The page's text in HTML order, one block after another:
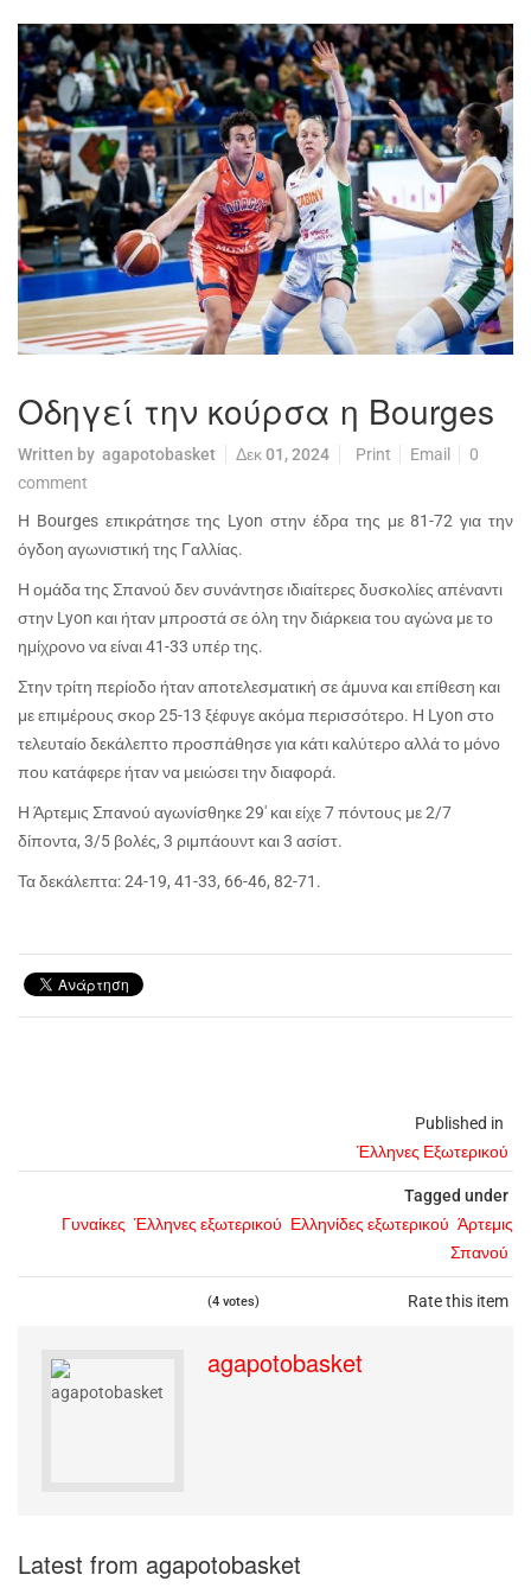
Οδηγεί την κούρσα η Bourges
Written by agapotobasket Δεκ 01, 2024 Print Email
0
comment
Published in
Έλληνες Εξωτερικού
Tagged under
Γυναίκες Έλληνες εξωτερικού Ελληνίδες εξωτερικού Άρτεμις
Σπανού
Rate this item
(4 votes)
Η Bourges επικράτησε της Lyon στην έδρα της με 81-72 για την
όγδοη αγωνιστική της Γαλλίας.
Η ομάδα της Σπανού δεν συνάντησε ιδιαίτερες δυσκολίες απέναντι
στην Lyon και ήταν μπροστά σε όλη την διάρκεια του αγώνα με το
ημίχρονο να είναι 41-33 υπέρ της.
Στην τρίτη περίοδο ήταν αποτελεσματική σε άμυνα και επίθεση και
με επιμέρους σκορ 25-13 ξέφυγε ακόμα περισσότερο. Η Lyon στο
τελευταίο δεκάλεπτο προσπάθησε για κάτι καλύτερο αλλά το μόνο
που κατάφερε ήταν να μειώσει την διαφορά.
Η Άρτεμις Σπανού αγωνίσθηκε 29' και είχε 7 πόντους με 2/7
δίποντα, 3/5 βολές, 3 ριμπάουντ και 3 ασίστ.
Τα δεκάλεπτα: 24-19, 41-33, 66-46, 82-71.
agapotobasket
Latest from agapotobasket